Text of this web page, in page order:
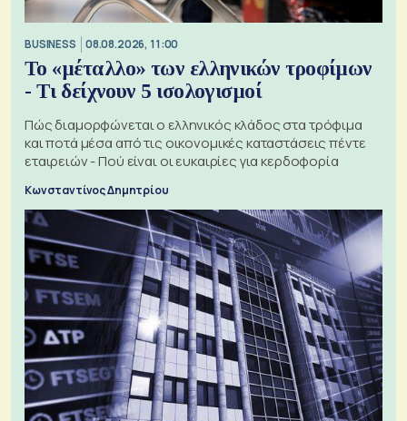
BUSINESS 08.08.2026, 11:00
Το «μέταλλο» των ελληνικών τροφίμων
- Τι δείχνουν 5 ισολογισμοί
Πώς διαμορφώνεται ο ελληνικός κλάδος στα τρόφιμα
και ποτά μέσα από τις οικονομικές καταστάσεις πέντε
εταιρειών - Πού είναι οι ευκαιρίες για κερδοφορία
Κωνσταντίνος Δημητρίου